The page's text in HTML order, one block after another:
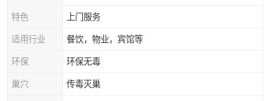
特色 上门服务
适用行业 餐饮，物业，宾馆等
环保 环保无毒
巢穴 传毒灭巢